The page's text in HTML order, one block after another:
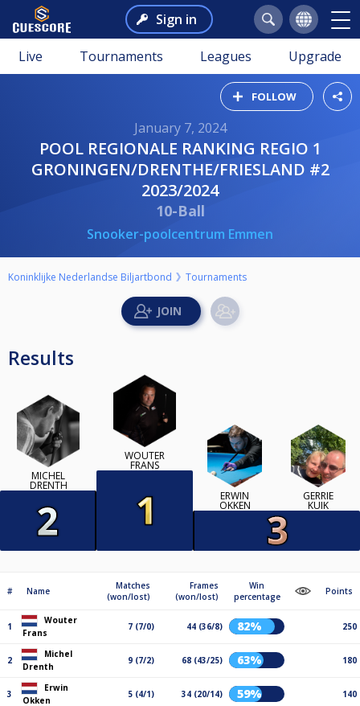
Sign in
Live Tournaments Leagues Upgrade
FOLLOW
January 7, 2024
POOL REGIONALE RANKING REGIO 1
GRONINGEN/DRENTHE/FRIESLAND #2
2023/2024
10-Ball
Snooker-poolcentrum Emmen
Koninklijke Nederlandse Biljartbond Tournaments
Results
MICHEL
DRENTH
WOUTER
FRANS
ERWIN
OKKEN
GERRIE
KUIK
# Name
Matches
(won/lost)
Frames
(won/lost)
Win
percentage
Points
1
Wouter
Frans
7 (7/0) 44 (36/8) 82% 250
2
Michel
Drenth
9 (7/2) 68 (43/25) 63% 180
3
Erwin
Okken
5 (4/1) 34 (20/14) 59% 140